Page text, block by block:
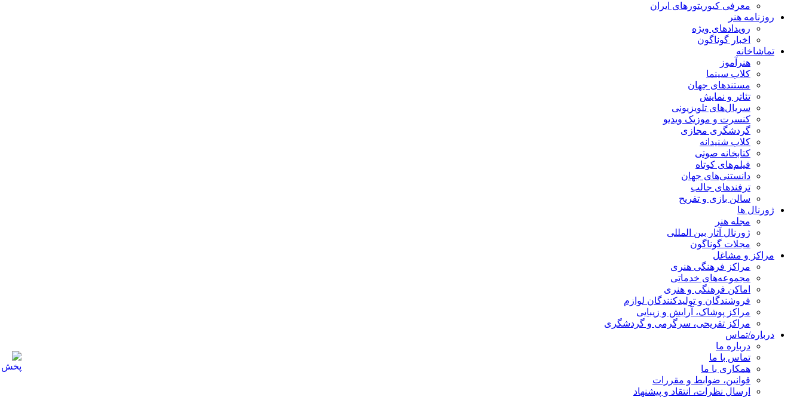
معرفی کیوریتورهای ایران
روزنامه هنر
رویدادهای ویژه
اخبار گوناگون
تماشاخانه
هنرآموز
کلاب سینما
مستندهای جهان
تئاتر و نمایش
سریال‌های تلویزیونی
کنسرت و موزیک ویدیو
گردشگری مجازی
کلاب شنیدانه
کتابخانه صوتی
فیلم‌های کوتاه
دانستنی‌های جهان
ترفندهای جالب
سالن بازی و تفریح
ژورنال ها
مجله هنر
ژورنال آثار بین المللی
مجلات گوناگون
مراکز و مشاغل
مراکز فرهنگی هنری
مجموعه‌های خدماتی
اماکن فرهنگی و هنری
فروشندگان و تولیدکنندگان لوازم
مراکز پوشاک، آرایش و زیبایی
مراکز تفریحی، سرگرمی و گردشگری
درباره/تماس
درباره ما
تماس با ما
همکاری با ما
قوانین، ضوابط و مقررات
ارسال نظرات، انتقاد و پیشنهاد